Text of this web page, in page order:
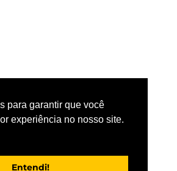
para garantir que você
experiência no nosso site.
Entendi!